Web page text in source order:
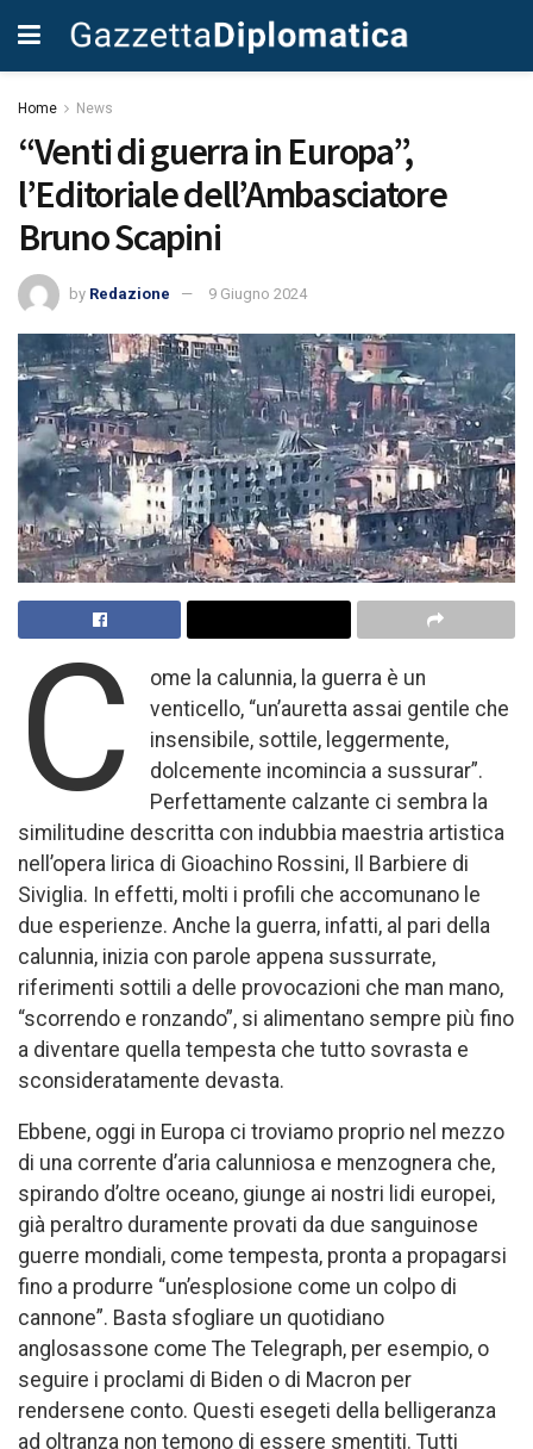
Home News
“Venti di guerra in Europa”,
l’Editoriale dell’Ambasciatore
Bruno Scapini
by Redazione 9 Giugno 2024
C
ome la calunnia, la guerra è un
venticello, “un’auretta assai gentile che
insensibile, sottile, leggermente,
dolcemente incomincia a sussurar”.
Perfettamente calzante ci sembra la
similitudine descritta con indubbia maestria artistica
nell’opera lirica di Gioachino Rossini, Il Barbiere di
Siviglia. In effetti, molti i profili che accomunano le
due esperienze. Anche la guerra, infatti, al pari della
calunnia, inizia con parole appena sussurrate,
riferimenti sottili a delle provocazioni che man mano,
“scorrendo e ronzando”, si alimentano sempre più fino
a diventare quella tempesta che tutto sovrasta e
sconsideratamente devasta.
Ebbene, oggi in Europa ci troviamo proprio nel mezzo
di una corrente d’aria calunniosa e menzognera che,
spirando d’oltre oceano, giunge ai nostri lidi europei,
già peraltro duramente provati da due sanguinose
guerre mondiali, come tempesta, pronta a propagarsi
fino a produrre “un’esplosione come un colpo di
cannone”. Basta sfogliare un quotidiano
anglosassone come The Telegraph, per esempio, o
seguire i proclami di Biden o di Macron per
rendersene conto. Questi esegeti della belligeranza
ad oltranza non temono di essere smentiti. Tutti